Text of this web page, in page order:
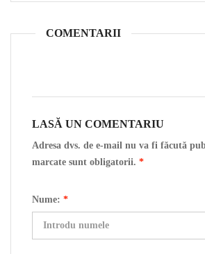
COMENTARII
LASĂ UN COMENTARIU
Adresa dvs. de e-mail nu va fi făcută
marcate sunt obligatorii. *
Nume: *